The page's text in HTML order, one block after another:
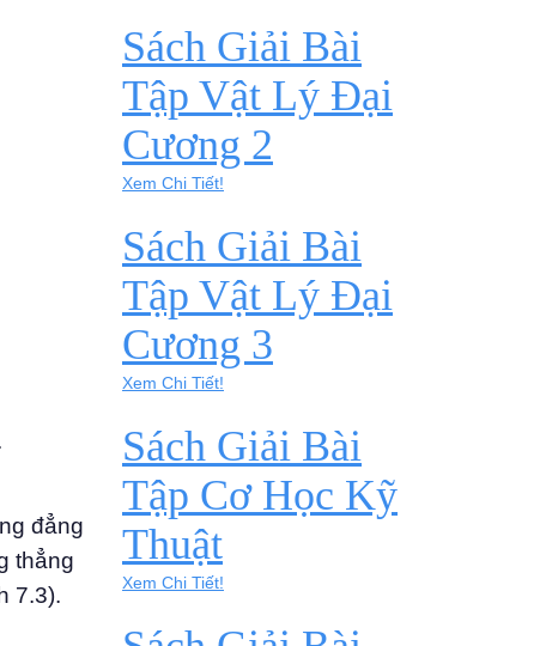
đẳng
thẳng
7.3).
Sách Giải Bài
Tập Vật Lý Đại
Cương 2
Xem Chi Tiết!
Sách Giải Bài
Tập Vật Lý Đại
Cương 3
Xem Chi Tiết!
Sách Giải Bài
Tập Cơ Học Kỹ
Thuật
Xem Chi Tiết!